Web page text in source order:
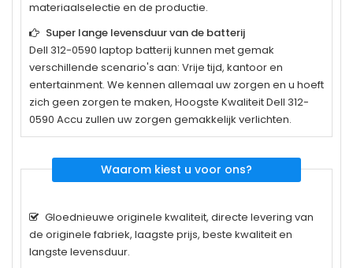
materiaalselectie en de productie.
Super lange levensduur van de batterij
Dell 312-0590 laptop batterij kunnen met gemak
verschillende scenario's aan: Vrije tijd, kantoor en
entertainment. We kennen allemaal uw zorgen en u hoeft
zich geen zorgen te maken, Hoogste Kwaliteit Dell 312-
0590 Accu zullen uw zorgen gemakkelijk verlichten.
Waarom kiest u voor ons?
Gloednieuwe originele kwaliteit, directe levering van
de originele fabriek, laagste prijs, beste kwaliteit en
langste levensduur.